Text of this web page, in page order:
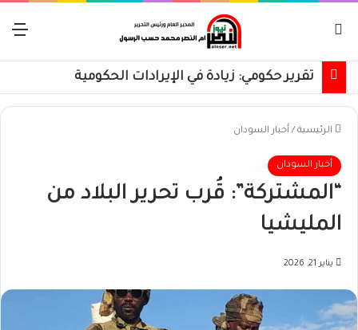
تقرير حكومي: زيادة في الإيرادات الحكومية
الرئيسية / أخبار السودان
أخبار السودان
“المشتركة”: قُرب تحرير البلاد من
المليشيا
يناير 21, 2026